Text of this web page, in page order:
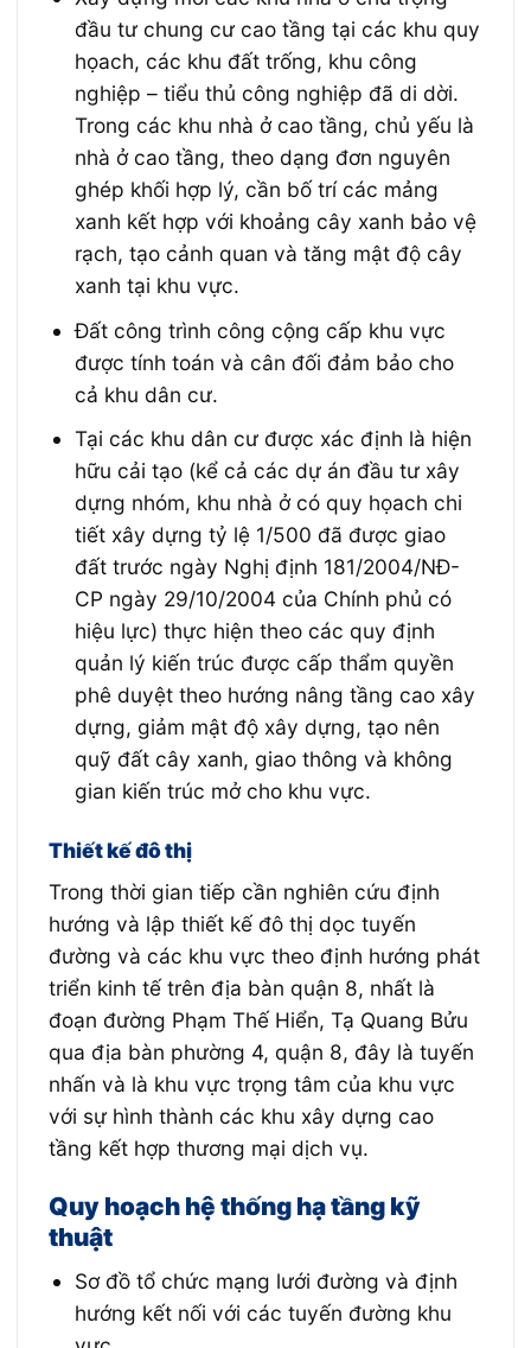
đầu tư chung cư cao tầng tại các khu quy
họach, các khu đất trống, khu công
nghiệp – tiểu thủ công nghiệp đã di dời.
Trong các khu nhà ở cao tầng, chủ yếu là
nhà ở cao tầng, theo dạng đơn nguyên
ghép khối hợp lý, cần bố trí các mảng
xanh kết hợp với khoảng cây xanh bảo vệ
rạch, tạo cảnh quan và tăng mật độ cây
xanh tại khu vực.
Đất công trình công cộng cấp khu vực
được tính toán và cân đối đảm bảo cho
cả khu dân cư.
Tại các khu dân cư được xác định là hiện
hữu cải tạo (kể cả các dự án đầu tư xây
dựng nhóm, khu nhà ở có quy họach chi
tiết xây dựng tỷ lệ 1/500 đã được giao
đất trước ngày Nghị định 181/2004/NĐ-
CP ngày 29/10/2004 của Chính phủ có
hiệu lực) thực hiện theo các quy định
quản lý kiến trúc được cấp thẩm quyền
phê duyệt theo hướng nâng tầng cao xây
dựng, giảm mật độ xây dựng, tạo nên
quỹ đất cây xanh, giao thông và không
gian kiến trúc mở cho khu vực.
Thiết kế đô thị
Trong thời gian tiếp cần nghiên cứu định
hướng và lập thiết kế đô thị dọc tuyến
đường và các khu vực theo định hướng phát
triển kinh tế trên địa bàn quận 8, nhất là
đoạn đường Phạm Thế Hiển, Tạ Quang Bửu
qua địa bàn phường 4, quận 8, đây là tuyến
nhấn và là khu vực trọng tâm của khu vực
với sự hình thành các khu xây dựng cao
tầng kết hợp thương mại dịch vụ.
Quy hoạch hệ thống hạ tầng kỹ
thuật
Sơ đồ tổ chức mạng lưới đường và định
hướng kết nối với các tuyến đường khu